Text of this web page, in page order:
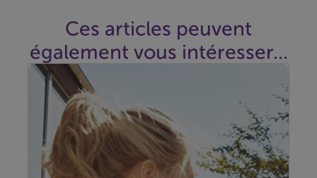
Ces articles peuvent
également vous intéresser...
Entre tensions géopolitiques et révolution de l’IA, les
marchés restent résilients. Quels thèmes privilégier
au second semestre ?